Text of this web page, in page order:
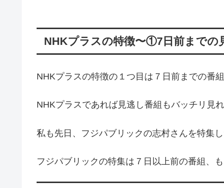
NHKプラスの特徴〜①7日前までの
NHKプラスの特徴の１つ目は７日前までの番
NHKプラスであれば見逃し番組もバッチリ見
私も先日、フジパブリックの志村さんを特集
フジパブリックの特集は７日以上前の番組、